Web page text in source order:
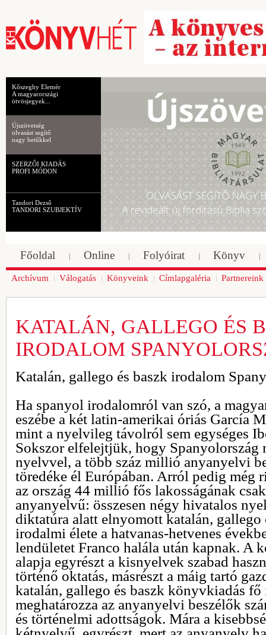
Kőszeghy Elemér
A magyarországi
ötvösjegyek...
Újszövetség
olvasást segítő
nagy betűkkel
SZERZŐI KIADÁS
PROFI MÓDON
Tandori Dezső
TANDORI SZUBJEKTÍV
Főoldal Online Folyóirat Könyv
Archívum Válogatás Könyveink Címlapgaléria Partnereink
KATALÁN, GALLEGO ÉS
IRODALOM
Katalán, gallego és baszk irodalom
Ha spanyol irodalomról van szó, a
eszébe a két latin-amerikai óriás García
mint a nyelvileg távolról sem egységes
Sokszor elfelejtjük, hogy Spanyolország
nyelvvel, a több száz millió anyanyelvi
töredéke él Európában. Arról pedig még
az ország 44 millió fős lakosságának
anyanyelvű: összesen négy hivatalos
diktatúra alatt elnyomott katalán, gallego
irodalmi élete a hatvanas-hetvenes
lendületet Franco halála után kapnak. A
alapja egyrészt a kisnyelvek szabad
történő oktatás, másrészt a máig tartó
katalán, gallego és baszk könyvkiadás fő
meghatározza az anyanyelvi beszélők
és történelmi adottságok. Mára a